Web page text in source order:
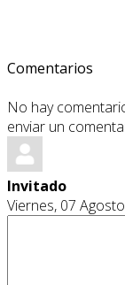
Comentarios
No hay
enviar un
Invitado
Viernes, 07